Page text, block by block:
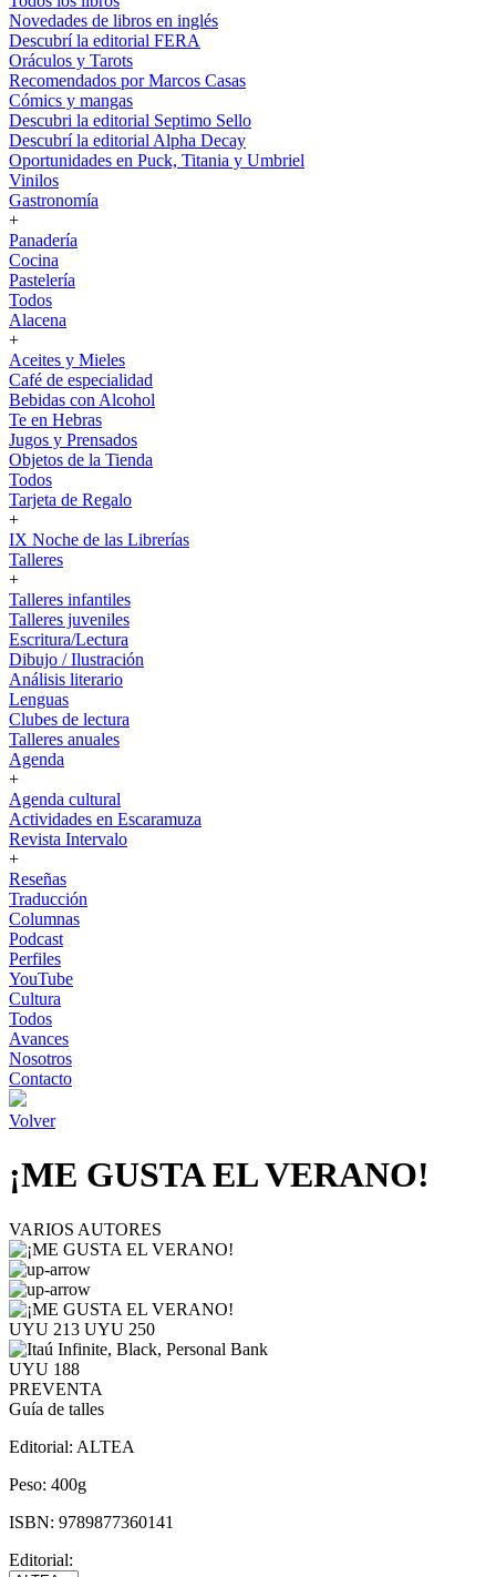
Novedades de libros en inglés
Descubrí la editorial FERA
Oráculos y Tarots
Recomendados por Marcos Casas
Cómics y mangas
Descubri la editorial Septimo Sello
Descubrí la editorial Alpha Decay
Oportunidades en Puck, Titania y Umbriel
Vinilos
Gastronomía
+
Panadería
Cocina
Pastelería
Todos
Alacena
+
Aceites y Mieles
Café de especialidad
Bebidas con Alcohol
Te en Hebras
Jugos y Prensados
Objetos de la Tienda
Todos
Tarjeta de Regalo
+
IX Noche de las Librerías
Talleres
+
Talleres infantiles
Talleres juveniles
Escritura/Lectura
Dibujo / Ilustración
Análisis literario
Lenguas
Clubes de lectura
Talleres anuales
Agenda
+
Agenda cultural
Actividades en Escaramuza
Revista Intervalo
+
Reseñas
Traducción
Columnas
Podcast
Perfiles
YouTube
Cultura
Todos
Avances
Nosotros
Contacto
Volver
¡ME GUSTA EL VERANO!
VARIOS AUTORES
UYU 213 UYU 250
UYU 188
PREVENTA
Guía de talles
Editorial: ALTEA
Peso: 400g
ISBN: 9789877360141
Editorial: